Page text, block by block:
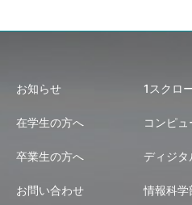
お知らせ
在学生の方へ
卒業生の方へ
お問い合わせ
1スクロ
コンピ
ディジタ
情報科学